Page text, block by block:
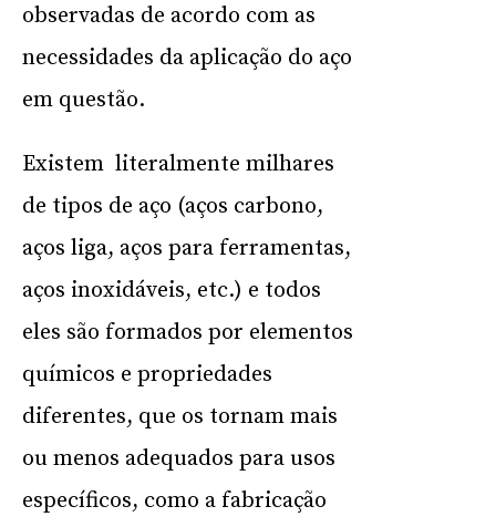
observadas de acordo com as
necessidades da aplicação do aço
em questão.
Existem literalmente milhares
de tipos de aço (aços carbono,
aços liga, aços para ferramentas,
aços inoxidáveis, etc.) e todos
eles são formados por elementos
químicos e propriedades
diferentes, que os tornam mais
ou menos adequados para usos
específicos, como a fabricação